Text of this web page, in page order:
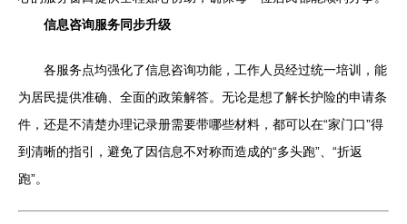
信息咨询服务同步升级
各服务点均强化了信息咨询功能，工作人员经过统一培训，能
为居民提供准确、全面的政策解答。无论是想了解长护险的申请条
件，还是不清楚办理记录册需要带哪些材料，都可以在“家门口”得
到清晰的指引，避免了因信息不对称而造成的“多头跑”、“折返
跑”。